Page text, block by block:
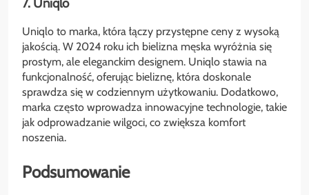
7. Uniqlo
Uniqlo to marka, która łączy przystępne ceny z wysoką
jakością. W 2024 roku ich bielizna męska wyróżnia się
prostym, ale eleganckim designem. Uniqlo stawia na
funkcjonalność, oferując bieliznę, która doskonale
sprawdza się w codziennym użytkowaniu. Dodatkowo,
marka często wprowadza innowacyjne technologie, takie
jak odprowadzanie wilgoci, co zwiększa komfort
noszenia.
Podsumowanie